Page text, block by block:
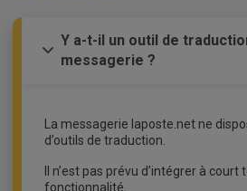
Y a-t-il un outil de
messagerie ?
La messagerie laposte.net ne
d’outils de traduction.
Il n’est pas prévu d’intégrer à
fonctionnalité.